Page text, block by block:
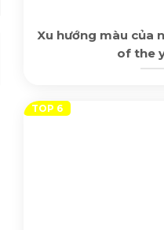
Xu hướng màu của
of the